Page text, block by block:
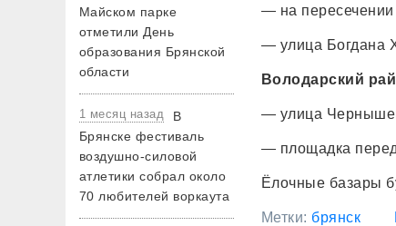
Майском парке
отметили День
образования Брянской
области
1 месяц назад
В
Брянске фестиваль
воздушно-силовой
атлетики собрал около
70 любителей воркаута
— на
— улица Богдана
Володарский
— улица
— площадка
Ёлочные базары
Метки: брянск